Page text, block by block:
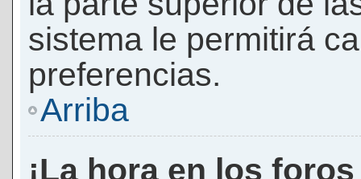
sistema le permitirá
preferencias.
Arriba
¡La hora en los